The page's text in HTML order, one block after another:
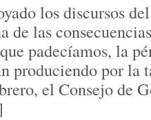
los discursos
de las
padecíamos, la
produciendo por la
el Consejo de